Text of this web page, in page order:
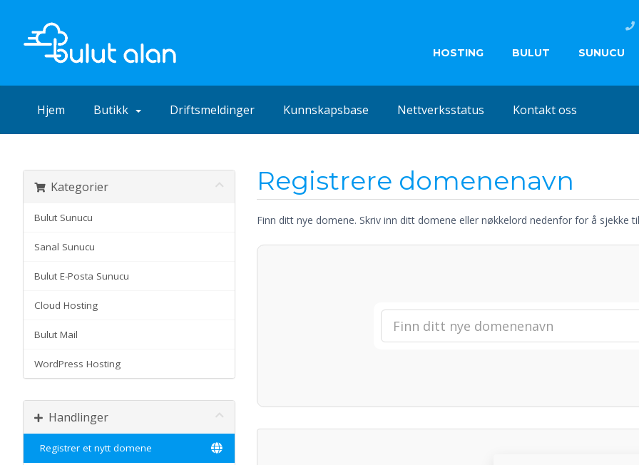
HOSTING BULUT SUNUCU
Hjem Butikk Driftsmeldinger Kunnskapsbase Nettverksstatus Kontakt oss
Kategorier
Bulut Sunucu
Sanal Sunucu
Bulut E-Posta Sunucu
Cloud Hosting
Bulut Mail
WordPress Hosting
Handlinger
Registrer et nytt domene
Registrere domenenavn
Finn ditt nye domene. Skriv inn ditt domene eller nøkkelord nedenfor for å sjekke